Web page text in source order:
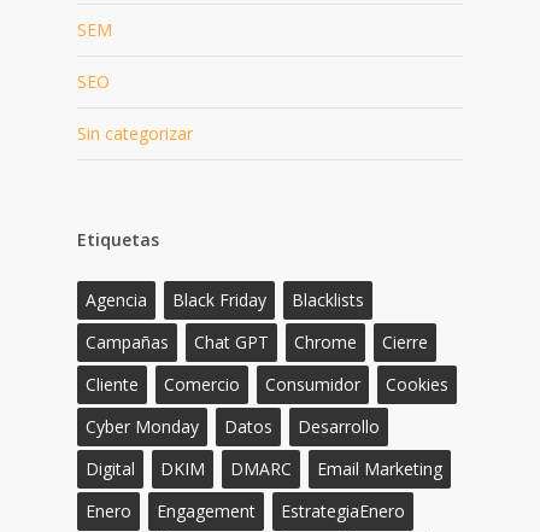
SEM
SEO
Sin categorizar
Etiquetas
Agencia Black Friday
Blacklists
Campañas
Chat GPT Chrome
Cierre
Cliente
Comercio Consumidor
Cookies
Cyber Monday
Datos
Desarrollo
Digital
DKIM DMARC
Email Marketing
Enero
Engagement
EstrategiaEnero